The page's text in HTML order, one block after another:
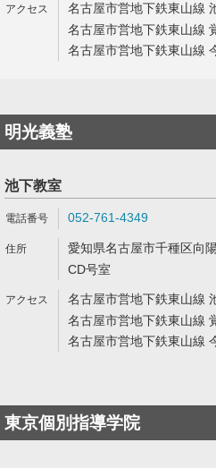
名古屋市営地下鉄東山線
名古屋市営地下鉄東山線
名古屋市営地下鉄東山線
明光義塾
池下教室
052-761-4349
愛知県名古屋市千種区向
CD号室
名古屋市営地下鉄東山線
名古屋市営地下鉄東山線
名古屋市営地下鉄東山線
東京個別指導学院